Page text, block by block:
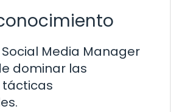
Media Manager
dominar las